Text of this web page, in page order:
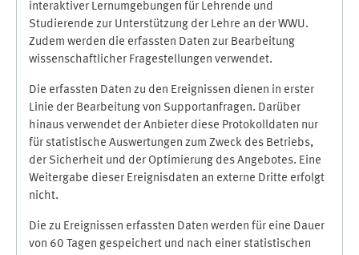
interaktiver Lernumgebungen für Lehrende und
Studierende zur Unterstützung der Lehre an der WWU.
Zudem werden die erfassten Daten zur Bearbeitung
wissenschaftlicher Fragestellungen verwendet.
Die erfassten Daten zu den Ereignissen dienen in erster
Linie der Bearbeitung von Supportanfragen. Darüber
hinaus verwendet der Anbieter diese Protokolldaten nur
für statistische Auswertungen zum Zweck des Betriebs,
der Sicherheit und der Optimierung des Angebotes. Eine
Weitergabe dieser Ereignisdaten an externe Dritte erfolgt
nicht.
Die zu Ereignissen erfassten Daten werden für eine Dauer
von 60 Tagen gespeichert und nach einer statistischen